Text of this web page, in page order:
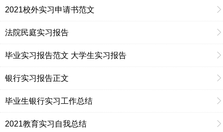
2021校外实习申请书范文
法院民庭实习报告
毕业实习报告范文 大学生实习报告
银行实习报告正文
毕业生银行实习工作总结
2021教育实习自我总结